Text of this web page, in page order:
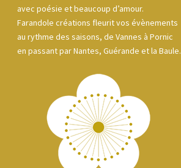
avec poésie et beaucoup d’amour.
Farandole créations fleurit vos évènements
au rythme des saisons, de Vannes à Pornic
en passant par Nantes, Guérande et la Baule.